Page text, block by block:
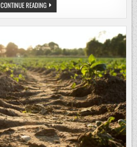
CONTINUE READINGFRAUNHOFER
IWES
SETZT
ZWEI
DER
NÄCHSTEN
GENERATION
AUF
WIND-
LIDAR-
BOJE
EIN